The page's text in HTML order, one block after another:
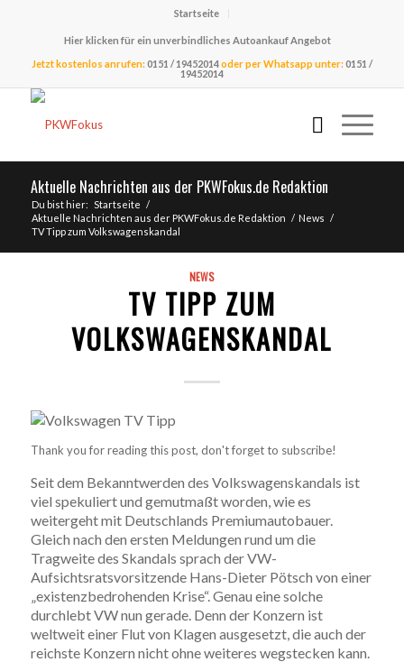
Startseite
Hier klicken für ein unverbindliches Autoankauf Angebot
Jetzt kostenlos anrufen:0151 / 19452014oder per Whatsapp unter:0151 /
19452014
Aktuelle Nachrichten aus der PKWFokus.de Redaktion
Du bist hier: Startseite /
Aktuelle Nachrichten aus der PKWFokus.de Redaktion / News /
TV Tipp zum Volkswagenskandal
NEWS
TV TIPP ZUM
VOLKSWAGENSKANDAL
Thank you for reading this post, don't forget to subscribe!
Seit dem Bekanntwerden des Volkswagenskandals ist
viel spekuliert und gemutmaßt worden, wie es
weitergeht mit Deutschlands Premiumautobauer.
Gleich nach den ersten Meldungen rund um die
Tragweite des Skandals sprach der VW-
Aufsichtsratsvorsitzende Hans-Dieter Pötsch von einer
„existenzbedrohenden Krise“. Genau eine solche
durchlebt VW nun gerade. Denn der Konzern ist
weltweit einer Flut von Klagen ausgesetzt, die auch der
reichste Konzern nicht ohne weiteres wegstecken kann.